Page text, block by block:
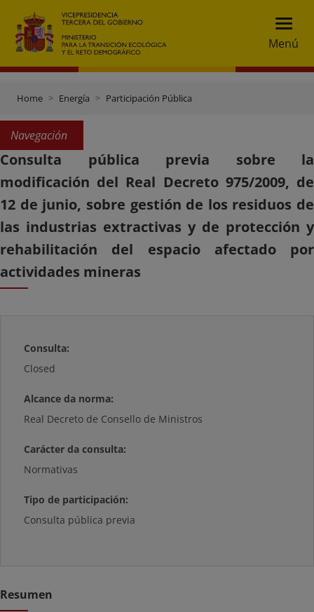
Menú
Home Energía Participación Pública
Navegación
Consulta pública previa sobre la
modificación del Real Decreto 975/2009, de
12 de junio, sobre gestión de los residuos de
las industrias extractivas y de protección y
rehabilitación del espacio afectado por
actividades mineras
Consulta:
Closed
Alcance da norma:
Real Decreto de Consello de Ministros
Carácter da consulta:
Normativas
Tipo de participación:
Consulta pública previa
Resumen